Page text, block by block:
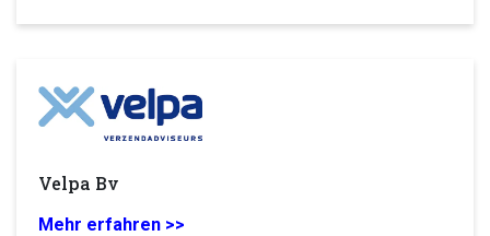
Velpa Bv
Mehr erfahren >>